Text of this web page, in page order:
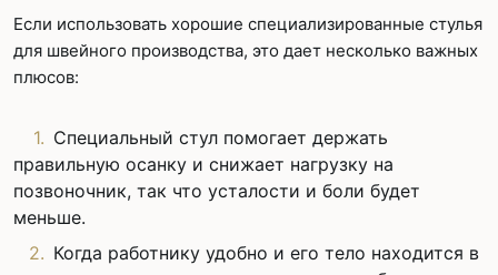
Если использовать хорошие специализированные стулья
для швейного производства, это дает несколько важных
плюсов:
Специальный стул помогает держать
правильную осанку и снижает нагрузку на
позвоночник, так что усталости и боли будет
меньше.
Когда работнику удобно и его тело находится в